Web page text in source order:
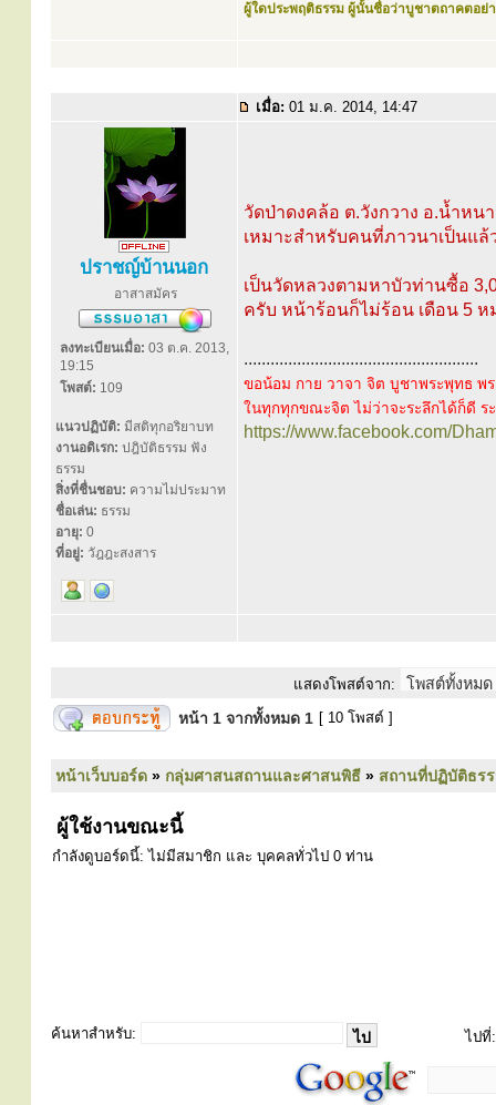
ผู้ใดประพฤติธรรม ผู้นั้นชื่อว่าบูชาตถาคตอย่า
เมื่อ: 01 ม.ค. 2014, 14:47
ปราชญ์บ้านนอก
อาสาสมัคร
ลงทะเบียนเมื่อ: 03 ต.ค. 2013,
19:15
โพสต์: 109
แนวปฏิบัติ: มีสติทุกอริยาบท
งานอดิเรก: ปฎิบัติธรรม ฟัง
ธรรม
สิ่งที่ชื่นชอบ: ความไม่ประมาท
ชื่อเล่น: ธรรม
อายุ: 0
ที่อยู่: วัฎฎะสงสาร
วัดป่าดงคล้อ ต.วังกวาง อ.น้ำหน
เหมาะสำหรับคนที่ภาวนาเป็นแล้
เป็นวัดหลวงตามหาบัวท่านซื้อ
ครับ หน้าร้อนก็ไม่ร้อน เดือน 5 ห
.....................................................
ขอน้อม กาย วาจา จิต บูชาพระพุทธ พ
ในทุกทุกขณะจิต ไม่ว่าจะระลึกได้ก็ดี
https://www.facebook.com/
แสดงโพสต์จาก:
หน้า 1 จากทั้งหมด 1 [ 10 โพสต์ ]
หน้าเว็บบอร์ด » กลุ่มศาสนสถานและศาสนพิธี » สถานที่ปฏิบัติธร
ผู้ใช้งานขณะนี้
กำลังดูบอร์ดนี้: ไม่มีสมาชิก และ บุคคลทั่วไป 0 ท่าน
ค้นหาสำหรับ: ไปที่: